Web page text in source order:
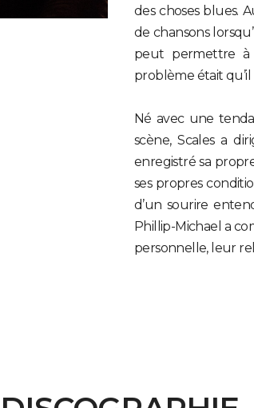
des choses blues.
de chansons
peut permettre à
problème était
Né avec une
scène, Scales a
enregistré sa
ses propres
d’un sourire
Phillip-Michael a
personnelle, leur